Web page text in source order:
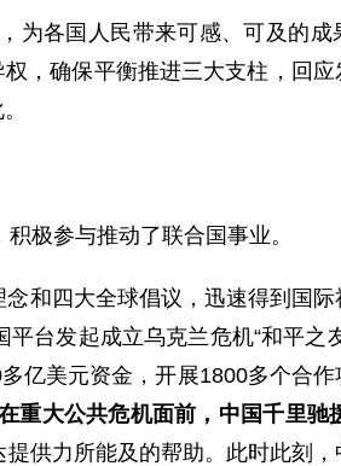
为各国人民带来可感、可及的成
，确保平衡推进三大支柱，回
极参与推动了联合国事业。
和四大全球倡议，迅速得到国际
台发起成立乌克兰危机“和平之
亿美元资金，开展1800多个合
重大公共危机面前，中国千里驰
提供力所能及的帮助。此时此刻